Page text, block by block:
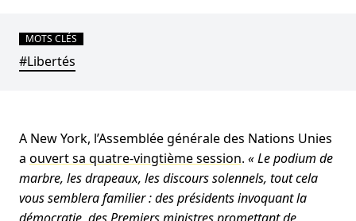
MOTS CLÉS
#Libertés
A New York, l’Assemblée générale des Nations Unies
a ouvert sa quatre-vingtième session. « Le podium de
marbre, les drapeaux, les discours solennels, tout cela
vous semblera familier : des présidents invoquant la